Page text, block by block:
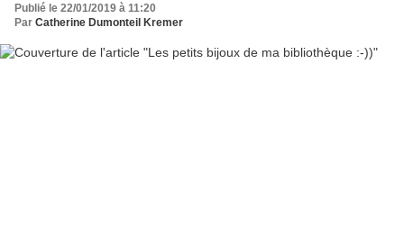
Publié le 22/01/2019 à 11:20
Par Catherine Dumonteil Kremer